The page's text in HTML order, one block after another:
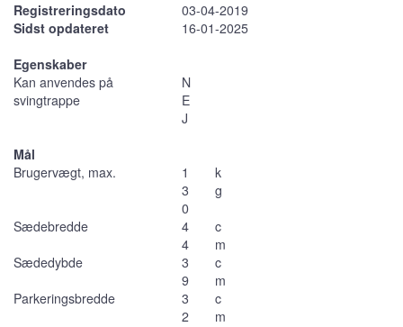
Registreringsdato
03-04-2019
Sidst opdateret
16-01-2025
Egenskaber
Kan anvendes på
svingtrappe
N
E
J
Mål
Brugervægt, max.
1
3
0
k
g
Sædebredde
4
4
c
m
Sædedybde
3
9
c
m
Parkeringsbredde
3
2
c
m